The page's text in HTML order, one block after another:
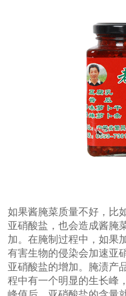
如果酱腌菜质量不好，比
亚硝酸盐，也会造成酱腌
加。在腌制过程中，如果
有害生物的侵染会加速亚
亚硝酸盐的增加。腌渍产
程中有一个明显的生长峰